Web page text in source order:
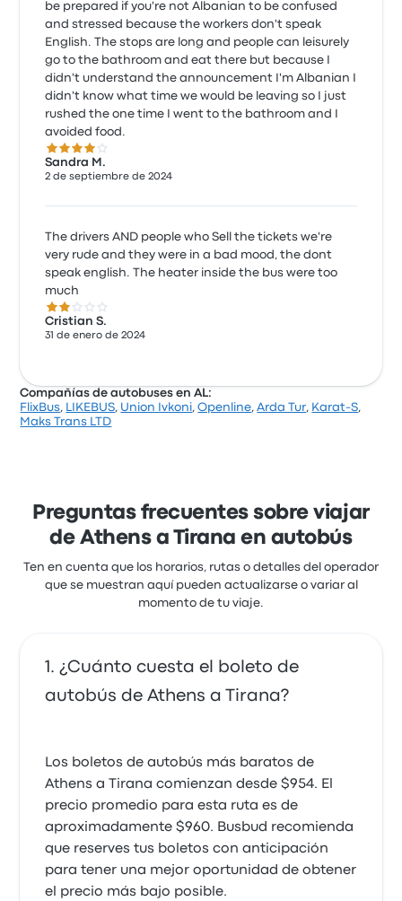
be prepared if you're not Albanian to be confused
and stressed because the workers don't speak
English. The stops are long and people can leisurely
go to the bathroom and eat there but because I
didn't understand the announcement I'm Albanian I
didn't know what time we would be leaving so I just
rushed the one time I went to the bathroom and I
avoided food.
4.0 de 5 estrellas
Sandra M.
2 de septiembre de 2024
The drivers AND people who Sell the tickets we're
very rude and they were in a bad mood, the dont
speak english. The heater inside the bus were too
much
2.0 de 5 estrellas
Cristian S.
31 de enero de 2024
Compañías de autobuses en AL:
FlixBus, LIKEBUS, Union Ivkoni,Openline,Arda Tur, Karat-S,
Maks Trans LTD
Preguntas frecuentes sobre viajar
de Athens a Tirana en autobús
Ten en cuenta que los horarios, rutas o detalles del operador
que se muestran aquí pueden actualizarse o variar al
momento de tu viaje.
¿Cuánto cuesta el boleto de
autobús de Athens a Tirana?
Los boletos de autobús más baratos de
Athens a Tirana comienzan desde $954. El
precio promedio para esta ruta es de
aproximadamente $960. Busbud recomienda
que reserves tus boletos con anticipación
para tener una mejor oportunidad de obtener
el precio más bajo posible.